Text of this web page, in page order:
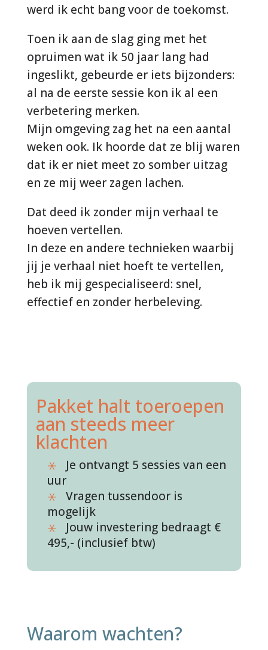
werd ik echt bang voor de toekomst.
Toen ik aan de slag ging met het
opruimen wat ik 50 jaar lang had
ingeslikt, gebeurde er iets bijzonders:
al na de eerste sessie kon ik al een
verbetering merken.
Mijn omgeving zag het na een aantal
weken ook. Ik hoorde dat ze blij waren
dat ik er niet meet zo somber uitzag
en ze mij weer zagen lachen.
Dat deed ik zonder mijn verhaal te
hoeven vertellen.
In deze en andere technieken waarbij
jij je verhaal niet hoeft te vertellen,
heb ik mij gespecialiseerd: snel,
effectief en zonder herbeleving.
Pakket halt toeroepen
aan steeds meer
klachten
Je ontvangt 5 sessies van een
uur
Vragen tussendoor is
mogelijk
Jouw investering bedraagt €
495,- (inclusief btw)
Waarom wachten?